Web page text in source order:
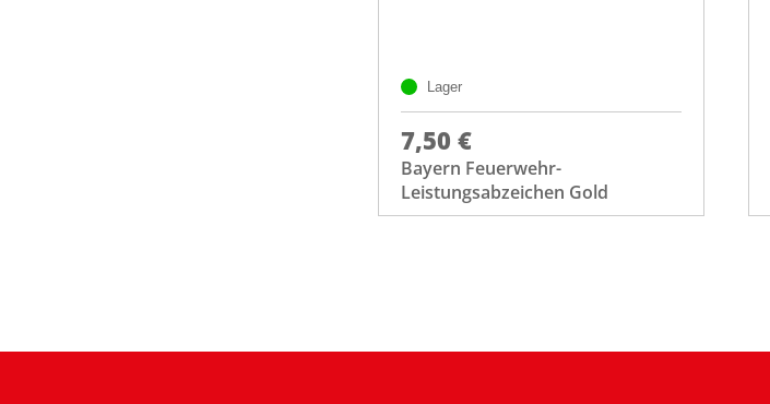
Lager
7,50 €
Bayern Feuerwehr-
Leistungsabzeichen Gold